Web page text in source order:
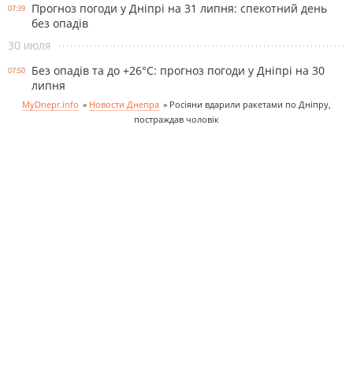
07:39
Прогноз погоди у Дніпрі на 31 липня: спекотний день
без опадів
30 июля
07:50
Без опадів та до +26°С: прогноз погоди у Дніпрі на 30
липня
MyDnepr.info » Новости Днепра » Росіяни вдарили ракетами по Дніпру,
постраждав чоловік